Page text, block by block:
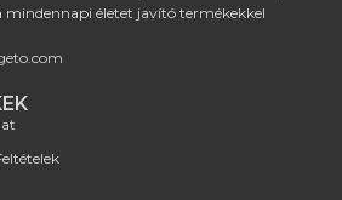
mindennapi életet javító termékekkel